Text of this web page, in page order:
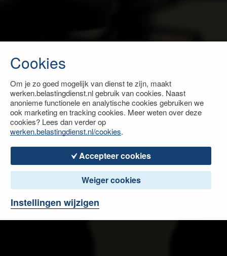
Cookies
Om je zo goed mogelijk van dienst te zijn, maakt
werken.belastingdienst.nl gebruik van cookies. Naast
anonieme functionele en analytische cookies gebruiken we
ook marketing en tracking cookies. Meer weten over deze
cookies? Lees dan verder op
werken.belastingdienst.nl/cookies.
Accepteer cookies
Weiger cookies
Instellingen wijzigen